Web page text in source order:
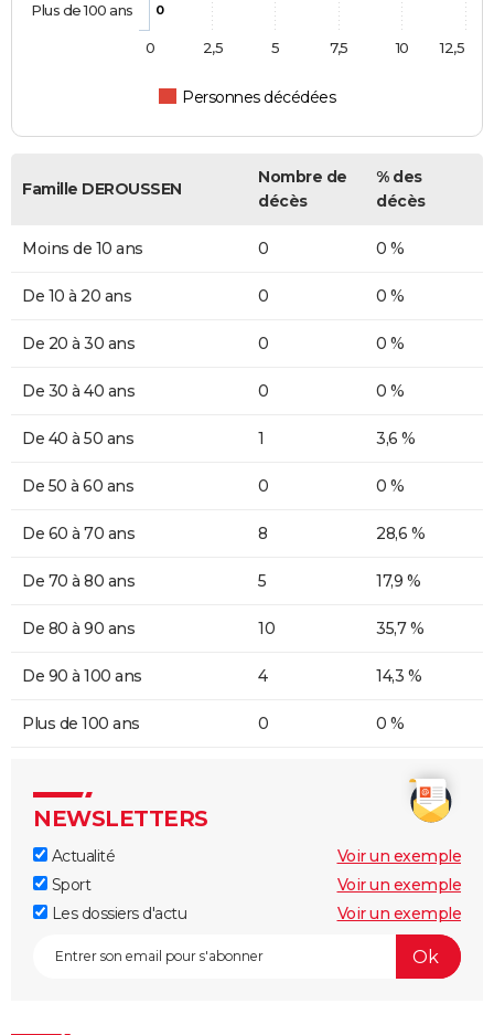
0
Personnes décédées
Plus de 100 ans
0 10
2,5 5 7,5 12,5
Famille DEROUSSEN
Nombre de
décès
% des
décès
Moins de 10 ans 0 0 %
De 10 à 20 ans 0 0 %
De 20 à 30 ans 0 0 %
De 30 à 40 ans 0 0 %
De 40 à 50 ans 1 3,6 %
De 50 à 60 ans 0 0 %
De 60 à 70 ans 8 28,6 %
De 70 à 80 ans 5 17,9 %
De 80 à 90 ans 10 35,7 %
De 90 à 100 ans 4 14,3 %
Plus de 100 ans 0 0 %
NEWSLETTERS
Actualité
Voir un exemple
Sport
Voir un exemple
Les dossiers d'actu
Voir un exemple